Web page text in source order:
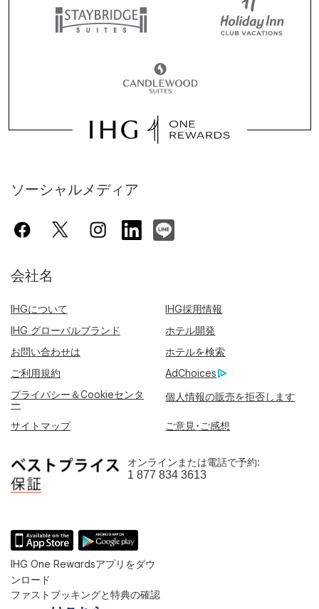
ソーシャルメディア
会社名
IHGについて
IHG採用情報
IHG グローバルブランド
ホテル開発
お問い合わせは
ホテルを検索
ご利用規約
AdChoices
プライバシー＆Cookieセンタ
ー
個人情報の販売を拒否します
サイトマップ ご意見･ご感想
オンラインまたは電話で予約:
1 877 834 3613
IHG One Rewardsアプリをダウ
ンロード
ファストブッキングと特典の確認